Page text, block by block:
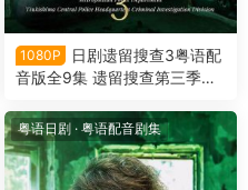
1080P
日剧遗留搜查3粤语配
音版全9集 遗留搜查第三季粤
粤语日剧 · 粤语配音剧集